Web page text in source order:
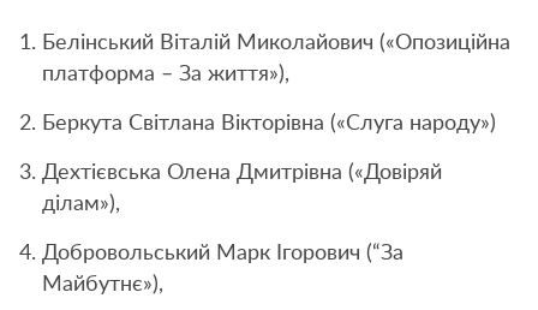
Белінський Віталій Миколайович («Опозиційна
платформа – За життя»),
Беркута Світлана Вікторівна («Слуга народу»)
Дехтієвська Олена Дмитрівна («Довіряй
ділам»),
Добровольський Марк Ігорович (“За
Майбутнє»),